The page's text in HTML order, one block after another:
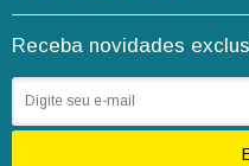
Receba novidades